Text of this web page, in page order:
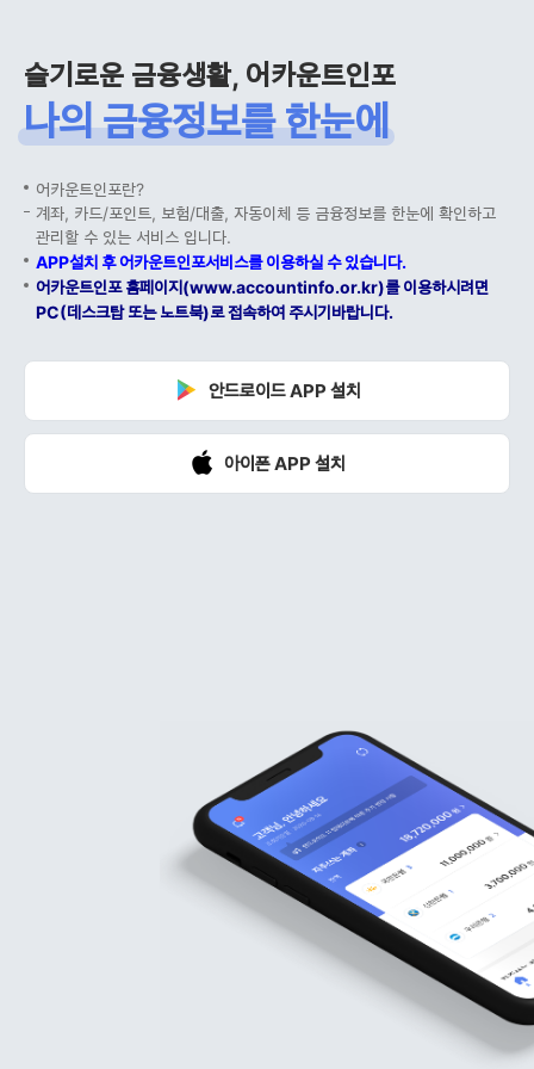
슬기로운 금융생활, 어카운트인포
나의 금융정보를 한눈에
어카운트인포란?
계좌, 카드/포인트, 보험/대출, 자동이체 등 금융정보를 한눈에 확인하고
관리할 수 있는 서비스 입니다.
APP설치 후 어카운트인포서비스를 이용하실 수 있습니다.
어카운트인포 홈페이지(www.accountinfo.or.kr)를 이용하시려면
PC(데스크탑 또는 노트북)로 접속하여 주시기바랍니다.
안드로이드 APP 설치
아이폰 APP 설치